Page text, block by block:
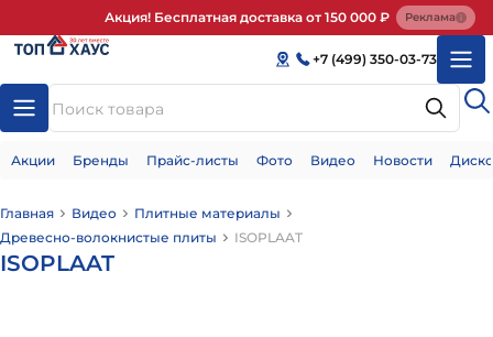
Акция! Бесплатная доставка от 150 000 ₽ Реклама
+7 (499) 350-03-73
Акции Бренды Прайс-листы Фото Видео Новости
Главная Видео
Плитные материалы
Древесно-волокнистые плиты
ISOPLAAT
ISOPLAAT